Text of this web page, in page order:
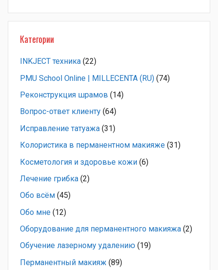
Категории
INKJECT техника (22)
PMU School Online | MILLECENTA (RU) (74)
Pеконструкция шрамов (14)
Вопрос-ответ клиенту (64)
Исправление татуажа (31)
Колористика в перманентном макияже (31)
Косметология и здоровье кожи (6)
Лечение грибка (2)
Обо всём (45)
Обо мне (12)
Оборудование для перманентного макияжа (2)
Обучение лазерному удалению (19)
Перманентный макияж (89)